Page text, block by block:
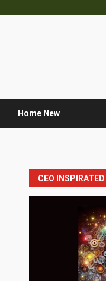
Home New
CEO INSPIRATED